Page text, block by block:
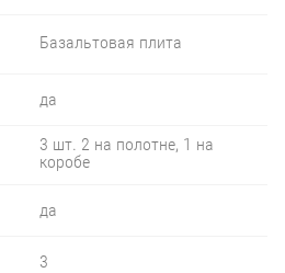
Базальтовая плита
да
3 шт. 2 на полотне, 1 на
коробе
да
3